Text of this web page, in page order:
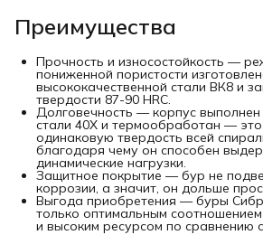
Преимущества
Прочность и износостойкость —
пониженной пористости
высококачественной стали ВК8 и
твердости 87-90 HRC.
Долговечность — корпус выполнен
стали 40Х и термообработан —
одинаковую твердость всей
благодаря чему он способен
динамические нагрузки.
Защитное покрытие — бур не
коррозии, а значит, он дольше
Выгода приобретения — буры
только оптимальным
и высоким ресурсом по сравнению